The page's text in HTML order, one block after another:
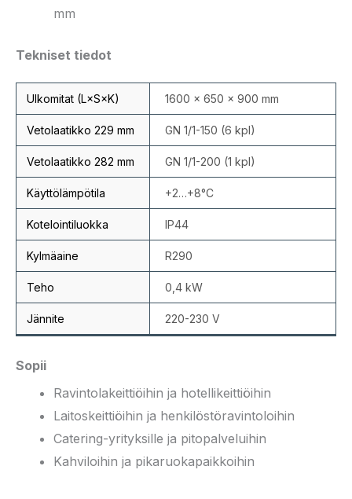
mm
Tekniset tiedot
Ulkomitat (L×S×K) 1600 × 650 × 900 mm
Vetolaatikko 229 mm GN 1/1-150 (6 kpl)
Vetolaatikko 282 mm GN 1/1-200 (1 kpl)
Käyttölämpötila +2…+8°C
Kotelointiluokka IP44
Kylmäaine R290
Teho 0,4 kW
Jännite 220-230 V
Sopii
Ravintolakeittiöihin ja hotellikeittiöihin
Laitoskeittiöihin ja henkilöstöravintoloihin
Catering-yrityksille ja pitopalveluihin
Kahviloihin ja pikaruokapaikkoihin